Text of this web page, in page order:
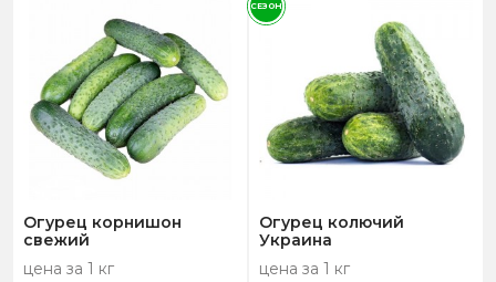
Огурец корнишон
свежий
цена за 1 кг
Огурец колючий
Украина
цена за 1 кг
СЕЗОН